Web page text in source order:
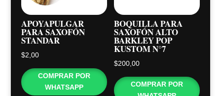
APOYAPULGAR
PARA SAXOFÓN
STANDAR
$2,00
COMPRAR POR
WHATSAPP
BOQUILLA PARA
SAXOFÓN ALTO
BARKLEY POP
KUSTOM N°7
$200,00
COMPRAR POR